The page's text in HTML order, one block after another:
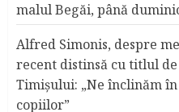
malul Begăi, până
Alfred Simonis, despre
recent distinsă cu titlul
Timişului: „Ne înclinăm
copiilor”